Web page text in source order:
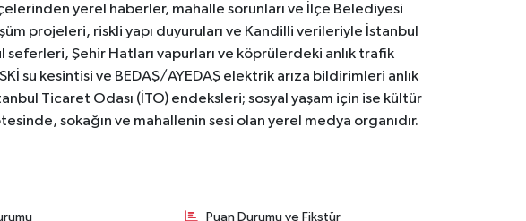
yerel haberler, mahalle sorunları ve İlçe Belediyesi
projeleri, riskli yapı duyuruları ve Kandilli verileriyle İstanbul
Şehir Hatları vapurları ve köprülerdeki anlık trafik
su kesintisi ve BEDAŞ/AYEDAŞ elektrik arıza bildirimleri anlık
Ticaret Odası (İTO) endeksleri; sosyal yaşam için ise kültür
sokağın ve mahallenin sesi olan yerel medya organıdır.
Puan Durumu ve Fikstür